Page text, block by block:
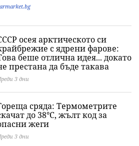
осея арктическото си
с ядрени фарове:
беше отлична идея... докато
престана да бъде такава
3 дни
сряда: Термометрите
до 38°C, жълт код за
жеги
3 дни